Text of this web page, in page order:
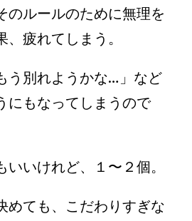
のルールのために無理を
疲れてしまう。
う別れようかな…」など
にもなってしまうので
いけれど、１〜２個。
めても、こだわりすぎな